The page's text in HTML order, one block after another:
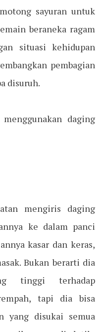
sayuran untuk
beraneka ragam
situasi kehidupan
pembagian
disuruh.
daging
mengiris daging
ke dalam panci
kasar dan keras,
Bukan berarti dia
tinggi terhadap
tapi dia bisa
yang disukai semua